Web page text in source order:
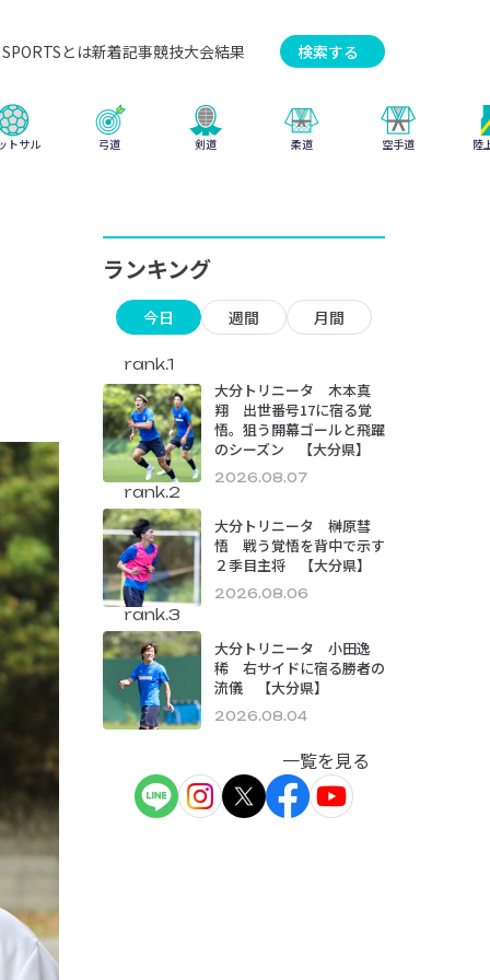
とは新着記事競技大会結果 検索する
トサル 弓道 剣道 柔道 空手道 陸
ランキング
今日 週間 月間
rank.1
大分トリニータ 木本真
翔 出世番号17に宿る覚
悟。狙う開幕ゴールと飛躍
のシーズン 【大分県】
2026.08.07
rank.2
大分トリニータ 榊原彗
悟 戦う覚悟を背中で示す
２季目主将 【大分県】
2026.08.06
rank.3
大分トリニータ 小田逸
稀 右サイドに宿る勝者の
流儀 【大分県】
2026.08.04
一覧を見る